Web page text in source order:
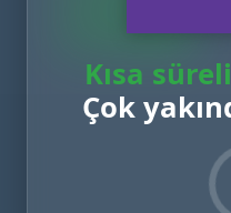
Kısa
Çok